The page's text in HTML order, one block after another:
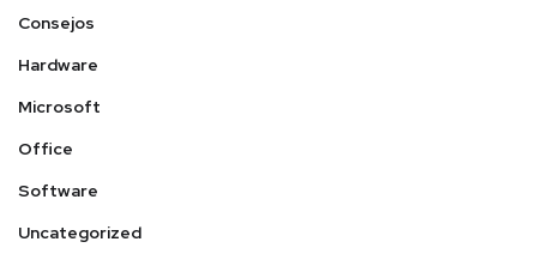
Consejos
Hardware
Microsoft
Office
Software
Uncategorized